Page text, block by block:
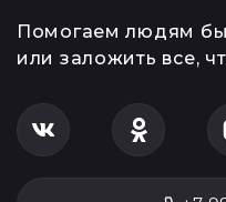
Помогаем людям
или заложить все,